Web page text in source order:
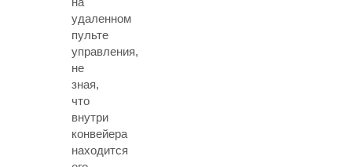
удаленном
пульте
управления,
не
зная,
что
внутри
конвейера
находится